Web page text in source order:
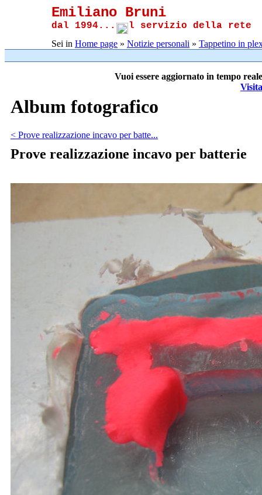
Emiliano Bruni
dal 1994... l servizio della rete
Sei in Home page » Notizie personali » Tappetino in
Vuoi essere aggiornato in tempo
Album fotografico
< Prove realizzazione incavo per batte...
Prove realizzazione incavo per batterie